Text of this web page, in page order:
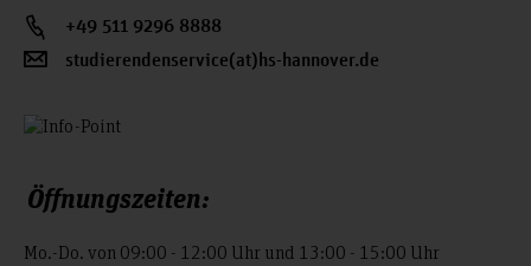
+49 511 9296 8888
studierendenservice(at)hs-hannover.de
Öffnungszeiten:
Mo.-Do. von 09:00 - 12:00 Uhr und 13:00 - 15:00 Uhr